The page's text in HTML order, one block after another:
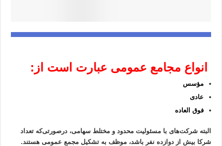
انواع مجامع عمومی عبارت است از:
مؤسس
عادی
فوق العاده
البته شرکت‌های با مسئولیت محدود و مختلط سهامی، درصورتی‌که تعداد
شرکا بیش از دوازده نفر باشد، موظف به تشکیل مجمع عمومی هستند.